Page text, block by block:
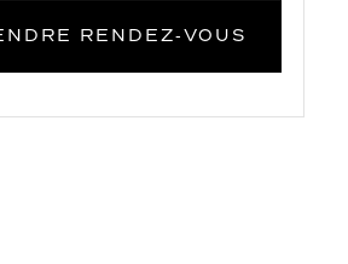
RENDEZ‑VOUS